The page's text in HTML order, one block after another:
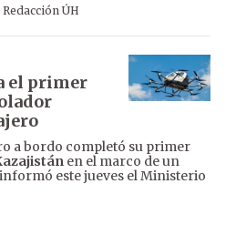
Redacción ÚH
el primer
a bordo completó su primer
en el marco de un
este jueves el Ministerio